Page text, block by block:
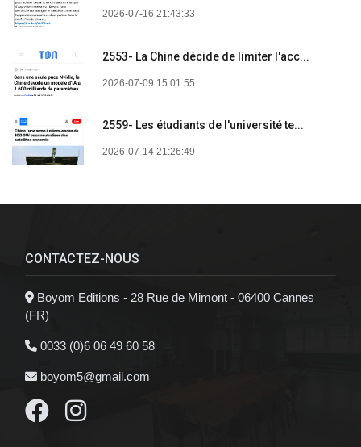
2026-07-16 21:43:33
2553- La Chine décide de limiter l'acc...
2026-07-09 15:01:55
2559- Les étudiants de l'université te...
2026-07-14 21:26:49
CONTACTEZ-NOUS
Boyom Editions - 28 Rue de Mimont - 06400 Cannes
(FR)
0033 (0)6 06 49 60 58
boyom5@gmail.com